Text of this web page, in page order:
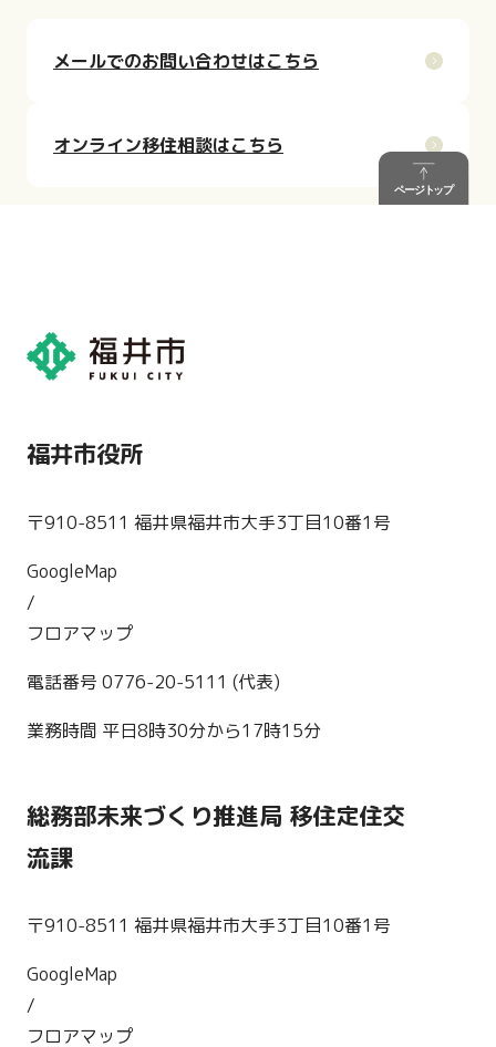
メールでのお問い合わせはこちら
オンライン移住相談はこちら
福井市役所
〒910-8511 福井県福井市大手3丁目10番1号
GoogleMap
/
フロアマップ
電話番号 0776-20-5111 (代表)
業務時間 平日8時30分から17時15分
総務部未来づくり推進局 移住定住交
流課
〒910-8511 福井県福井市大手3丁目10番1号
GoogleMap
/
フロアマップ